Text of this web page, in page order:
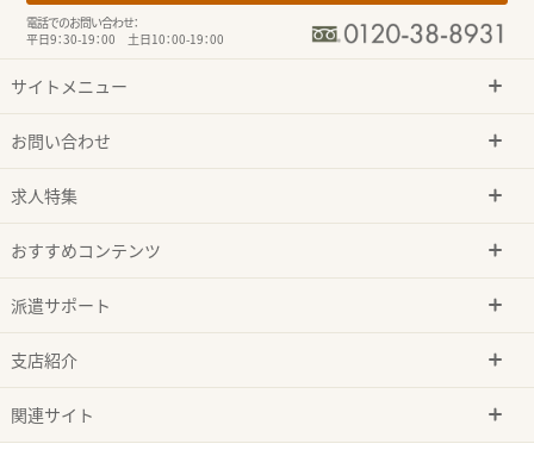
電話でのお問い合わせ：
平日9：30-19：00 土日10：00-19：00
サイトメニュー
お問い合わせ
求人特集
おすすめコンテンツ
派遣サポート
支店紹介
関連サイト